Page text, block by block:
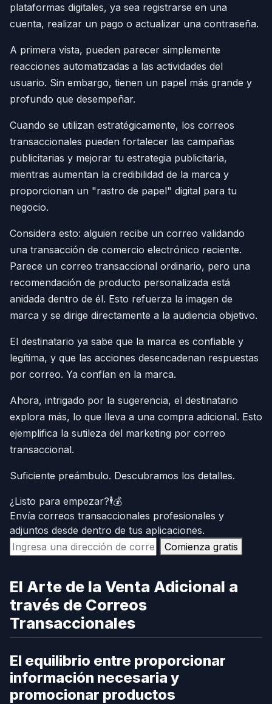
plataformas digitales, ya sea registrarse en una
cuenta, realizar un pago o actualizar una contraseña.
A primera vista, pueden parecer simplemente
reacciones automatizadas a las actividades del
usuario. Sin embargo, tienen un papel más grande y
profundo que desempeñar.
Cuando se utilizan estratégicamente, los correos
transaccionales pueden fortalecer las campañas
publicitarias y mejorar tu estrategia publicitaria,
mientras aumentan la credibilidad de la marca y
proporcionan un "rastro de papel" digital para tu
negocio.
Considera esto: alguien recibe un correo validando
una transacción de comercio electrónico reciente.
Parece un correo transaccional ordinario, pero una
recomendación de producto personalizada está
anidada dentro de él. Esto refuerza la imagen de
marca y se dirige directamente a la audiencia objetivo.
El destinatario ya sabe que la marca es confiable y
legítima, y que las acciones desencadenan respuestas
por correo. Ya confían en la marca.
Ahora, intrigado por la sugerencia, el destinatario
explora más, lo que lleva a una compra adicional. Esto
ejemplifica la sutileza del marketing por correo
transaccional.
Suficiente preámbulo. Descubramos los detalles.
¿Listo para empezar?🕴️💰
Envía correos transaccionales profesionales y
adjuntos desde dentro de tus aplicaciones.
Comienza gratis
El Arte de la Venta Adicional a
través de Correos
Transaccionales
El equilibrio entre proporcionar
información necesaria y
promocionar productos